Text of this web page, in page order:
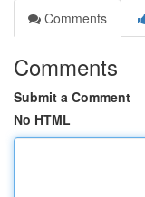
Comments
Comments
Submit a Comment
No HTML